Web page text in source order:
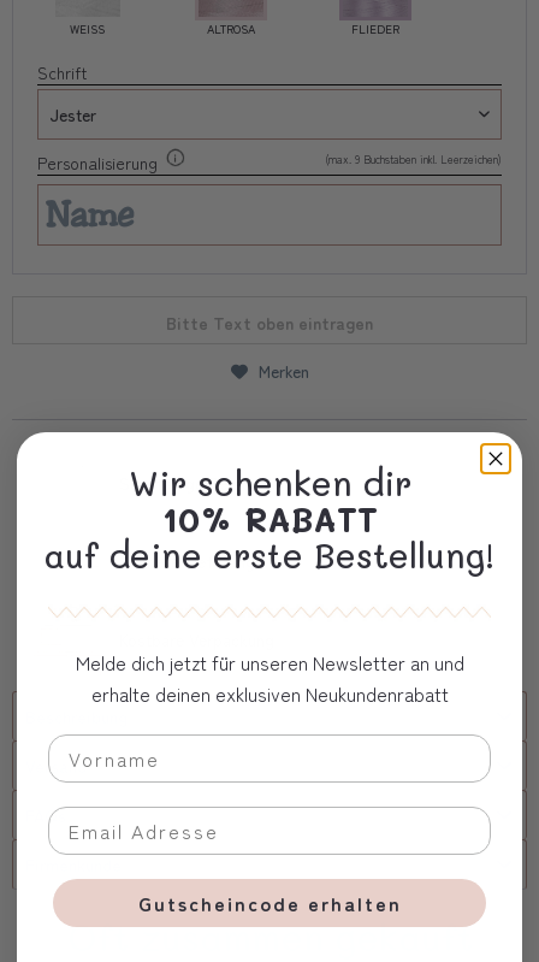
WEISS ALTROSA FLIEDER
Schrift
Personalisierung (max. 9 Buchstaben inkl. Leerzeichen)
Bitte Text oben eintragen
Merken
Sorgfältige Personalisierung
Schnelle Lieferung
Versand
FAQs
Oft zusammen gekauft
Wir schenken dir
10% RABATT
auf deine erste Bestellung!
Melde dich jetzt für unseren Newsletter an und
erhalte deinen exklusiven Neukundenrabatt
Gutscheincode erhalten